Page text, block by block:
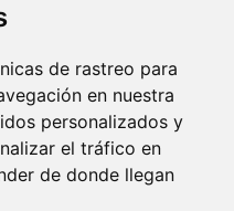
de rastreo para
en nuestra
personalizados y
el tráfico en
de donde llegan